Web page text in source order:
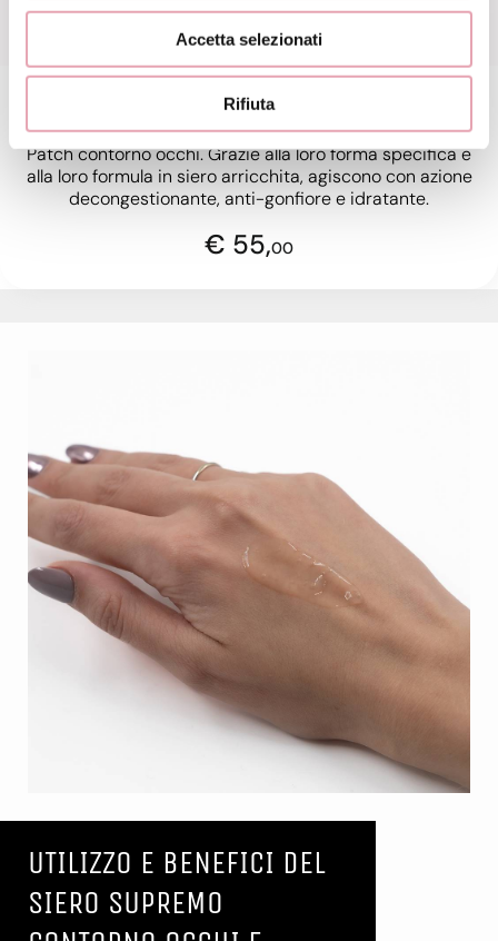
Accetta selezionati
Rifiuta
Patch contorno occhi BE
Patch contorno occhi. Grazie alla loro forma specifica e
alla loro formula in siero arricchita, agiscono con azione
decongestionante, anti-gonfiore e idratante.
€ 55,00
UTILIZZO E BENEFICI DEL
SIERO SUPREMO